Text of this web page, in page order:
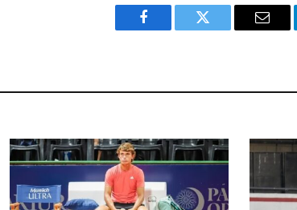
Facebook Twitter Email